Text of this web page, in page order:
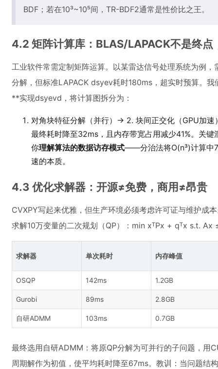
BDF；若在10³~10⁵间，TR-BDF2通常是性价比之王。
4.2 矩阵计算库：BLAS/LAPACK不是终点
工业软件常需定制矩阵运算。以某雷达信号处理系统为例
分解，但标准LAPACK dsyev耗时180ms，超实时预算。
**实现dsyevd，将计算图拆分为：
对角块特征分解（并行）→ 2. 块间正交化（GPU加
最终耗时降至32ms，且内存带宽占用减少41%。关
你理解算法的数据访存模式——分治法将O(n³)计算中
速的本质。
4.3 优化求解器：开源≠免费，商用≠昂贵
CVXPY写起来优雅，但生产环境必须考虑许可证与维护成
求解10万变量的二次规划（QP）：min xᵀPx + qᵀx s.t. Ax
求解器 单次耗时 内存峰值
OSQP 142ms 1.2GB
Gurobi 89ms 2.8GB
自研ADMM 103ms 0.7GB
最终选用自研ADMM：将原QP分解为可并行的子问题，
周期解作为初值，使平均耗时降至67ms。教训：当问题结